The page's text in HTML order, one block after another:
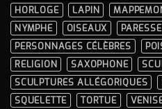
HORLOGE
LAPIN
NYMPHE
OISEAUX
PERSONNAGES CÉLÈBRES
RELIGION
SAXOPHONE
SCULPTURES ALLÉGORIQUES
SQUELETTE
TORTUE